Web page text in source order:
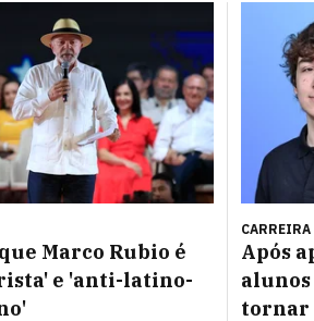
Marco Rubio é
e 'anti-latino-
CARREIRA
Após
tornar